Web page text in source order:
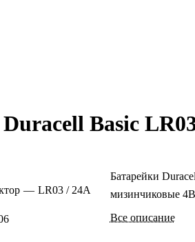
Basic
— LR03 / 24A
Батарейки
мизинчиковые
Все описание